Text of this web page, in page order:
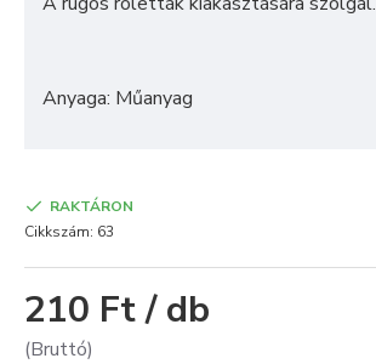
Anyaga: Műanyag
210 Ft / db
(Bruttó)
RAKTÁRON
Cikkszám: 63